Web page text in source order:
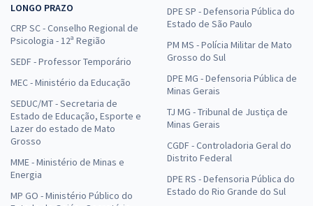
LONGO PRAZO
CRP SC - Conselho Regional de
Psicologia - 12ª Região
SEDF - Professor Temporário
MEC - Ministério da Educação
SEDUC/MT - Secretaria de
Estado de Educação, Esporte e
Lazer do estado de Mato
Grosso
MME - Ministério de Minas e
Energia
MP GO - Ministério Público do
DPE SP - Defensoria Pública do
Estado de São Paulo
PM MS - Polícia Militar de Mato
Grosso do Sul
DPE MG - Defensoria Pública de
Minas Gerais
TJ MG - Tribunal de Justiça de
Minas Gerais
CGDF - Controladoria Geral do
Distrito Federal
DPE RS - Defensoria Pública do
Estado do Rio Grande do Sul